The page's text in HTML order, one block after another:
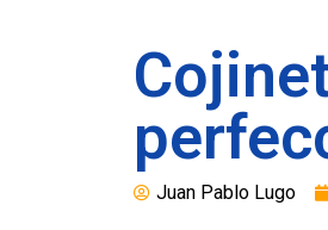
Juan Pablo Lugo